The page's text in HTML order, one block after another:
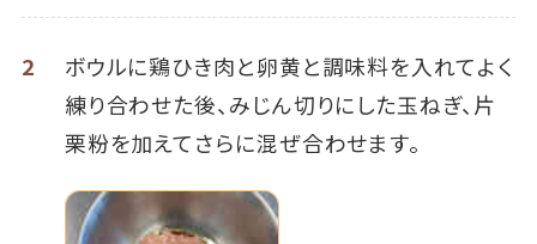
2
ボウルに鶏ひき肉と卵黄と調味料を入れてよく
練り合わせた後、みじん切りにした玉ねぎ、片
栗粉を加えてさらに混ぜ合わせます。